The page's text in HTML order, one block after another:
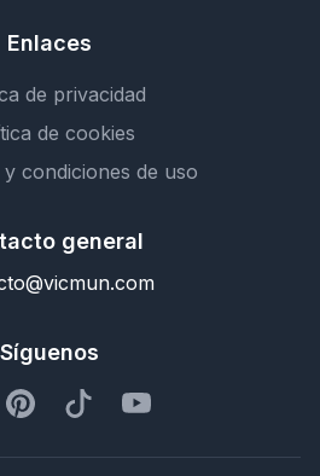
Enlaces
de privacidad
de cookies
y condiciones de uso
general
Síguenos